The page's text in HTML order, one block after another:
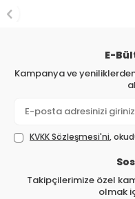
E-
Kampanya ve
KVKK Sözleşmesi'ni,
Takipçilerimize özel
olmak